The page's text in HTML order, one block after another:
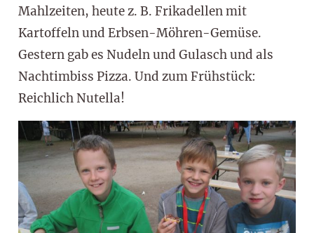
Mahlzeiten, heute z. B. Frikadellen mit
Kartoffeln und Erbsen-Möhren-Gemüse.
Gestern gab es Nudeln und Gulasch und als
Nachtimbiss Pizza. Und zum Frühstück:
Reichlich Nutella!